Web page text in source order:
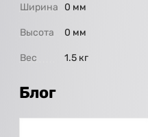
Ширина 0 мм
Высота 0 мм
Вес 1.5 кг
Блог